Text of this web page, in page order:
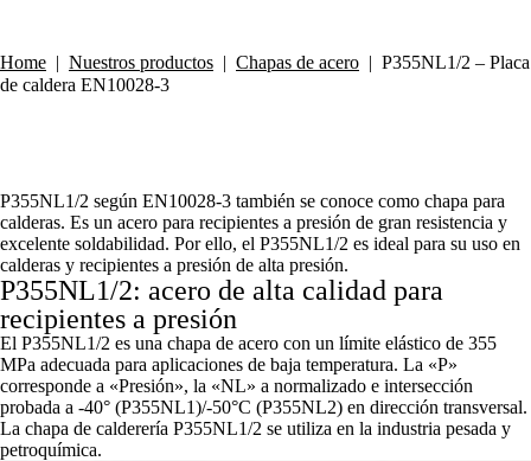
Home | Nuestros productos | Chapas de acero | P355NL1/2 – Placa
de caldera EN10028-3
P355NL1/2 según EN10028-3 también se conoce como chapa para
calderas. Es un acero para recipientes a presión de gran resistencia y
excelente soldabilidad. Por ello, el P355NL1/2 es ideal para su uso en
calderas y recipientes a presión de alta presión.
P355NL1/2: acero de alta calidad para
recipientes a presión
El P355NL1/2 es una chapa de acero con un límite elástico de 355
MPa adecuada para aplicaciones de baja temperatura. La «P»
corresponde a «Presión», la «NL» a normalizado e intersección
probada a -40° (P355NL1)/-50°C (P355NL2) en dirección transversal.
La chapa de calderería P355NL1/2 se utiliza en la industria pesada y
petroquímica.